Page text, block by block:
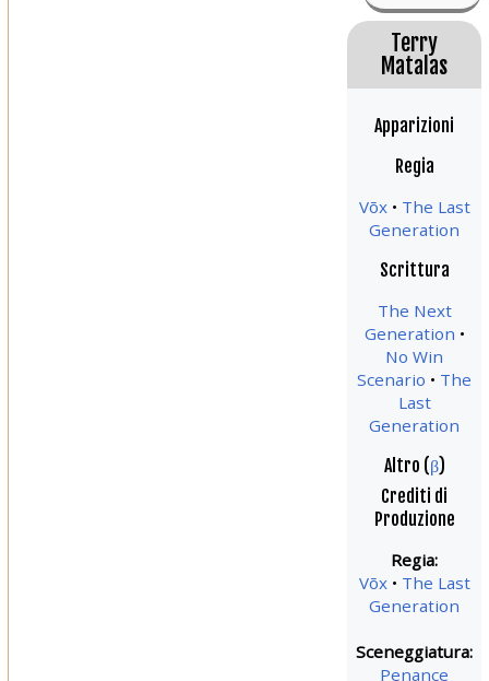
Terry
Matalas
Apparizioni
Regia
Võx
The Last
Generation
Scrittura
The Next
Generation
No Win
Scenario
The
Last
Generation
Altro (β)
Crediti di
Produzione
Regia:
Võx
The Last
Generation
Sceneggiatura:
Penance